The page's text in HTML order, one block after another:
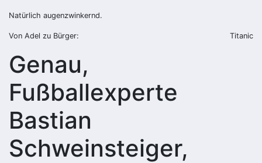
Natürlich augenzwinkernd.
Von Adel zu Bürger: Titanic
Genau,
Fußballexperte
Bastian
Schweinsteiger,